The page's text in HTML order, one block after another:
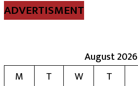
ADVERTISMENT
August 2026
M
T W T